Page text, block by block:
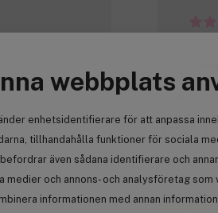
webbplats
enhetsidentifierare för att anpassa
tillhandahålla funktioner för sociala
även sådana identifierare och
medier och annons- och analysföretag som
informationen med annan
Teint
639 kr
Premium
tilasin